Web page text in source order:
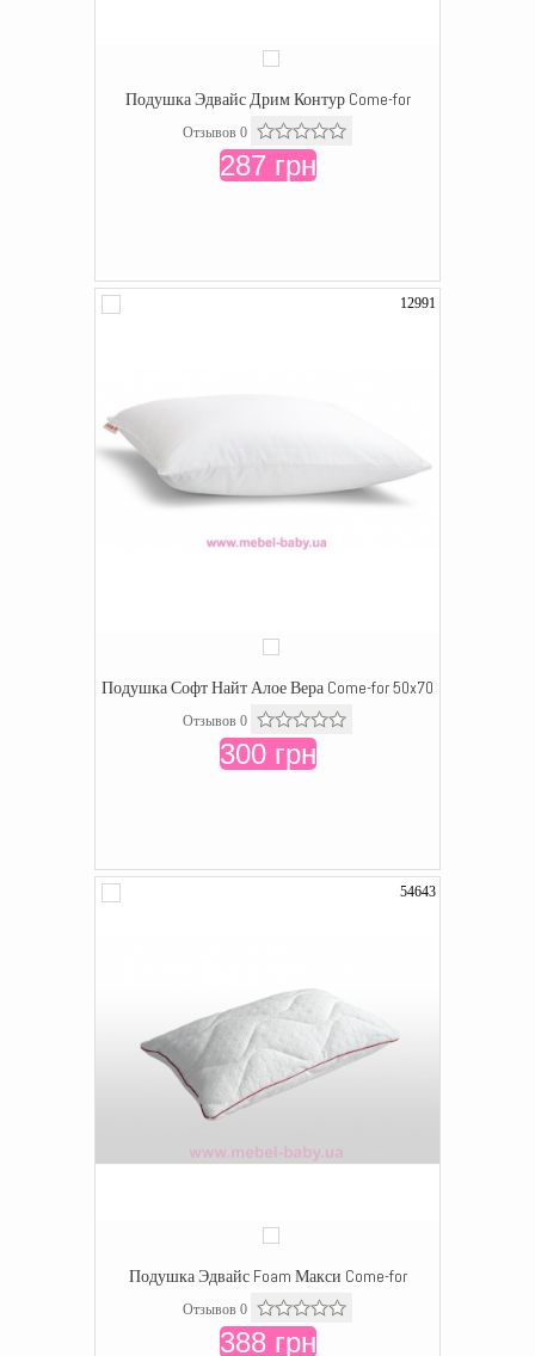
Подушка Эдвайс Дрим Контур Come-for
Отзывов 0
287 грн
12991
Подушка Софт Найт Алое Вера Come-for 50x70
Отзывов 0
300 грн
54643
Подушка Эдвайс Foam Макси Come-for
Отзывов 0
388 грн